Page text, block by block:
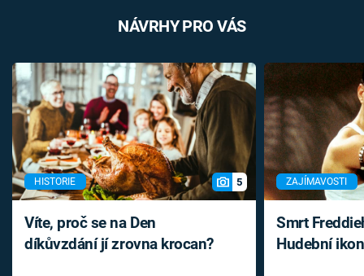
NÁVRHY PRO VÁS
HISTORIE 5
Víte, proč se na Den
díkůvzdání jí zrovna krocan?
ZAJÍMAVOSTI
Smrt
Hudební